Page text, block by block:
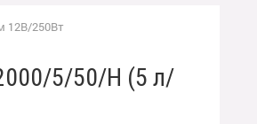
12В/250Вт
5/50/Н (5 л/